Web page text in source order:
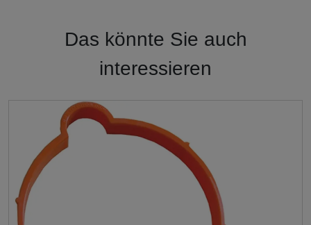
Das könnte Sie auch
interessieren